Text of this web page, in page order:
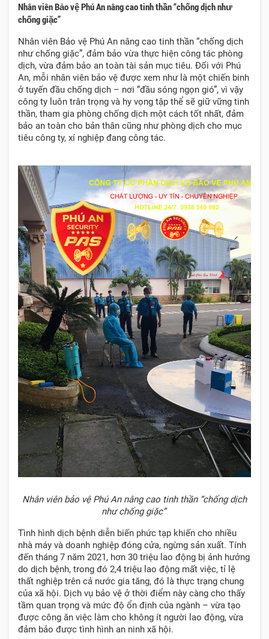
Nhân viên Bảo vệ Phú An nâng cao tinh thần “chống dịch như
chống giặc”
Nhân viên Bảo vệ Phú An nâng cao tinh thần “chống dịch
như chống giặc”, đảm bảo vừa thực hiện công tác phòng
dịch, vừa đảm bảo an toàn tài sản mục tiêu. Đối với Phú
An, mỗi nhân viên bảo vệ được xem như là một chiến binh
ở tuyến đầu chống dịch – nơi “đầu sóng ngọn gió”, vì vậy
công ty luôn trân trọng và hy vọng tập thể sẽ giữ vững tinh
thần, tham gia phòng chống dịch một cách tốt nhất, đảm
bảo an toàn cho bản thân cũng như phòng dịch cho mục
tiêu công ty, xí nghiệp đang công tác.
Nhân viên bảo vệ Phú An nâng cao tinh thần “chống dịch
như chống giặc”
Tình hình dịch bệnh diễn biến phức tạp khiến cho nhiều
nhà máy và doanh nghiệp đóng cửa, ngừng sản xuất. Tính
đến tháng 7 năm 2021, hơn 30 triệu lao động bị ảnh hưởng
do dịch bệnh, trong đó 2,4 triệu lao động mất việc, tỉ lệ
thất nghiệp trên cả nước gia tăng, đó là thực trạng chung
của xã hội. Dịch vụ bảo vệ ở thời điểm này càng cho thấy
tầm quan trọng và mức độ ổn định của ngành – vừa tạo
được công ăn việc làm cho không ít người lao động, vừa
đảm bảo được tình hình an ninh xã hội.